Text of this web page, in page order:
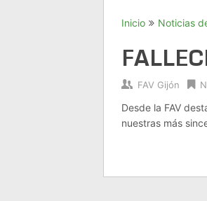
Inicio Noticias
FAV Gijón
Desde la FAV
nuestras más